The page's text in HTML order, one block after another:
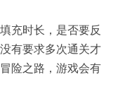
充时长，是否要反
有要求多次通关才
险之路，游戏会有